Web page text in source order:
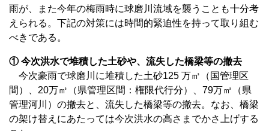
雨が、また今年の梅雨時に球磨川流域を襲うことも十分考
えられる。下記の対策には時間的緊迫性を持って取り組む
べきである。
① 今次洪水で堆積した土砂や、流失した橋梁等の撤去
今次豪雨で球磨川に堆積した土砂125 万㎥（国管理区
間）、20万㎥（県管理区間：権限代行分）、79万㎥（県
管理河川）の撤去と、流失した橋梁等の撤去。なお、橋梁
の架け替えにあたっては今次洪水の高さまでかさ上げする